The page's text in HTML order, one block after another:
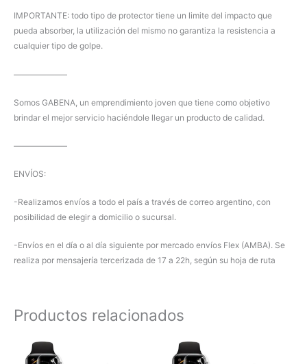
IMPORTANTE: todo tipo de protector tiene un limite del impacto que
pueda absorber, la utilización del mismo no garantiza la resistencia a
cualquier tipo de golpe.
——————–
Somos GABENA, un emprendimiento joven que tiene como objetivo
brindar el mejor servicio haciéndole llegar un producto de calidad.
——————–
ENVÍOS:
-Realizamos envíos a todo el país a través de correo argentino, con
posibilidad de elegir a domicilio o sucursal.
-Envíos en el día o al día siguiente por mercado envíos Flex (AMBA). Se
realiza por mensajería tercerizada de 17 a 22h, según su hoja de ruta
Productos relacionados